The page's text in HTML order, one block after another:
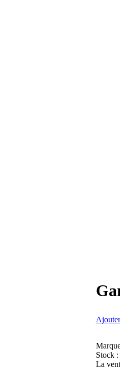
Stock :
La